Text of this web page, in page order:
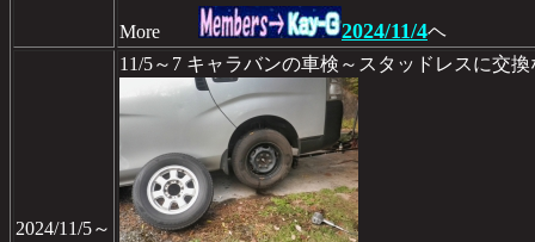
More 2024/11/4ヘ
2024/11/5～
11/5～7 キャラバンの車検～スタッドレスに交換